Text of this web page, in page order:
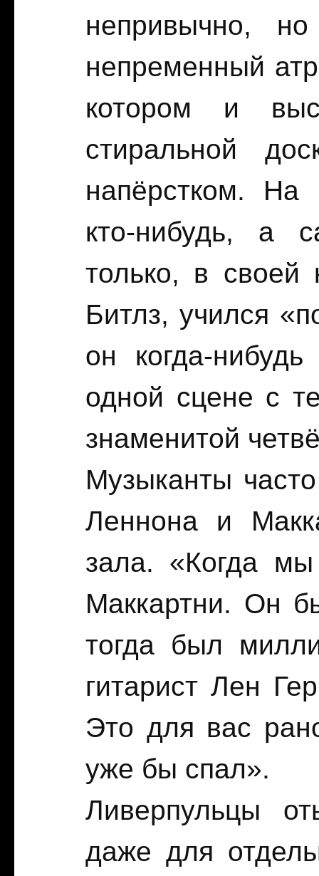
непривычно,
непременный
котором и
стиральной
напёрстком. На
кто-нибудь, а
только, в своей
Битлз, учился
он когда-
одной сцене с
знаменитой
Музыканты
Леннона и
зала. «Когда
Маккартни. Он
тогда был
гитарист Лен
Это для вас
уже бы спал».
Ливерпульцы
даже для